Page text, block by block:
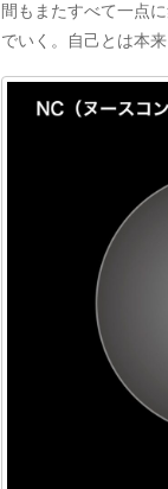
間もまたすべて一点
でいく。自己とは本